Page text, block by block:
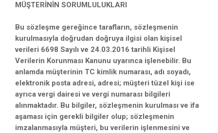
MÜŞTERİNİN SORUMLULUKLARI
Bu sözleşme gereğince tarafların, sözleşmenin
kurulmasıyla doğrudan doğruya ilgisi olan kişisel
verileri 6698 Sayılı ve 24.03.2016 tarihli Kişisel
Verilerin Korunması Kanunu uyarınca işlenebilir. Bu
anlamda müşterinin TC kimlik numarası, adı soyadı,
elektronik posta adresi, adresi; müşteri tüzel kişi ise
ayrıca vergi dairesi ve vergi numarası bilgileri
alınmaktadır. Bu bilgiler, sözleşmenin kurulması ve ifa
aşaması için gerekli bilgiler olup; sözleşmenin
imzalanmasıyla müşteri, bu verilerin işlenmesini ve